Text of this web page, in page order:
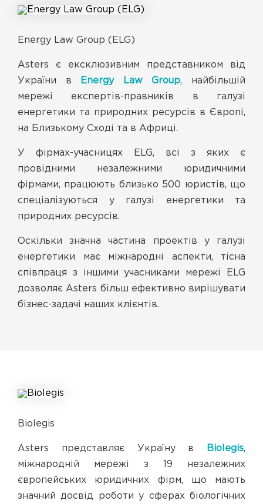
Energy Law Group (ELG)
Asters є ексклюзивним представником від
України в
Energy Law Group, найбільшій
мережі експертів-правників в галузі
енергетики та природних ресурсів в Європі,
на Близькому Сході та в Африці.
У фірмах-учасницях ELG, всі з яких є
провідними незалежними юридичними
фірмами, працюють близько 500 юристів, що
спеціалізуються у галузі енергетики та
природних ресурсів.
Оскільки значна частина проектів у галузі
енергетики має міжнародні аспекти, тісна
співпраця з іншими учасниками мережі ELG
дозволяє Asters більш ефективно вирішувати
бізнес-задачі наших клієнтів.
Biolegis
Asters представляє Україну в Biolegis,
міжнародній мережі з 19 незалежних
європейських юридичних фірм, що мають
значний досвід роботи у сферах біологічних